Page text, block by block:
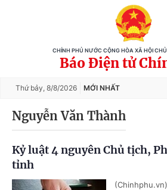
CHÍNH PHỦ NƯỚC CỘNG HÒA XÃ HỘI
Báo Điện tử
Thứ bảy, 8/8/2026 MỚI NHẤT
Nguyễn Văn Thành
Kỷ luật 4 nguyên Chủ tịch,
tỉnh